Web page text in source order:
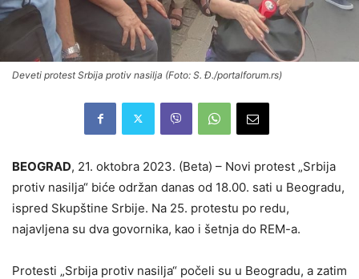
Deveti protest Srbija protiv nasilja (Foto: S. Đ./portalforum.rs)
BEOGRAD, 21. oktobra 2023. (Beta) – Novi protest „Srbija
protiv nasilja“ biće održan danas od 18.00. sati u Beogradu,
ispred Skupštine Srbije. Na 25. protestu po redu,
najavljena su dva govornika, kao i šetnja do REM-a.
Protesti „Srbija protiv nasilja“ počeli su u Beogradu, a zatim